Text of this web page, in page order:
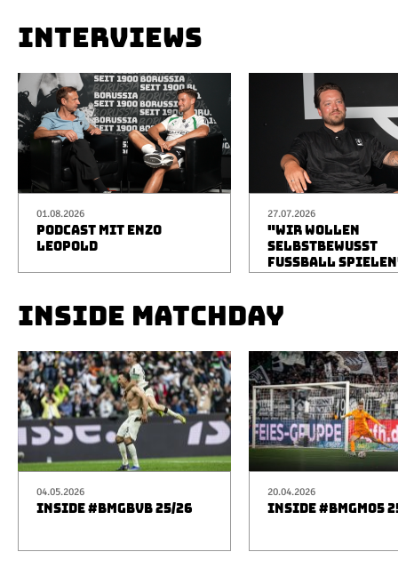
INTERVIEWS
01.08.2026
PODCAST MIT ENZO
LEOPOLD
27.07.2026
"WIR WOLLEN
SELBSTBEWUSST
FUSSBALL
INSIDE MATCHDAY
04.05.2026
INSIDE #BMGBVB 25/26
20.04.2026
INSIDE #BMGM05